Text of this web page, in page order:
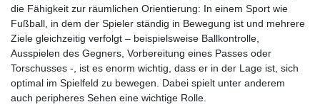
die Fähigkeit zur räumlichen Orientierung: In einem Sport wie
Fußball, in dem der Spieler ständig in Bewegung ist und mehrere
Ziele gleichzeitig verfolgt – beispielsweise Ballkontrolle,
Ausspielen des Gegners, Vorbereitung eines Passes oder
Torschusses -, ist es enorm wichtig, dass er in der Lage ist, sich
optimal im Spielfeld zu bewegen. Dabei spielt unter anderem
auch peripheres Sehen eine wichtige Rolle.